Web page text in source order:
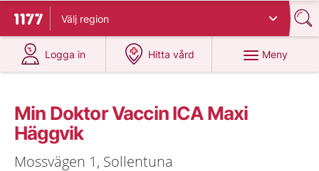
Till startsidan för 1177
Välj region
Logga in
på 1177.se
Hitta vård
på 1177.se
Meny
Min Doktor Vaccin ICA Maxi
Häggvik
Mossvägen 1, Sollentuna